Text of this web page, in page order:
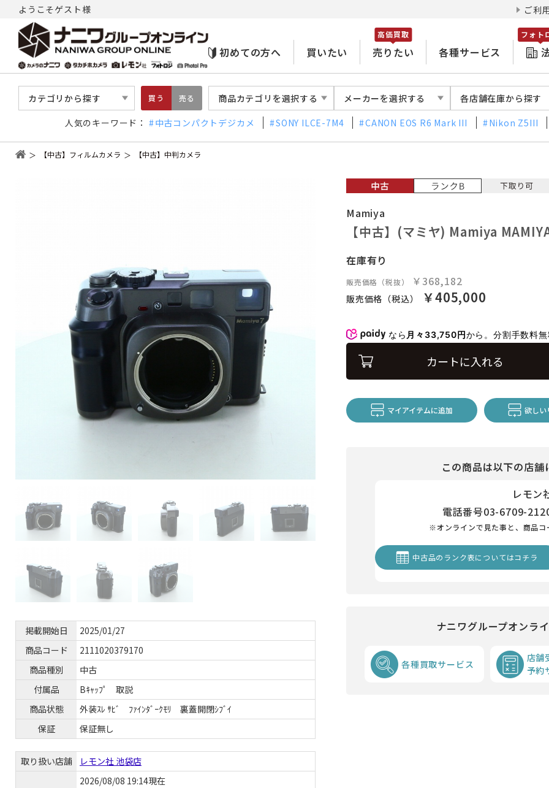
ようこそゲスト様 ご利
初めての方へ 買いたい 売りたい
高価買取
各種サービス
フォト
カテゴリから探す 買う 売る 商品カテゴリを選択する メーカーを選択する 各店舗在庫から探す
人気のキーワード： 中古コンパクトデジカメ SONY ILCE-7M4 CANON EOS R6 Mark III Nikon Z5III
【中古】フィルムカメラ 【中古】中判カメラ
掲載開始日
2025/01/27
商品コード
2111020379170
商品種別
中古
付属品
Bｷｬｯﾌﾟ 取説
商品状態
外装ｽﾚ ｻﾋﾞ ﾌｧｲﾝﾀﾞｰｸﾓﾘ 裏蓋開閉ｼﾌﾞｲ
保証
保証無し
取り扱い店舗
レモン社 池袋店
2026/08/08 19:14現在
Mamiya
【中古】(マミヤ) Mamiya
在庫有り
販売価格（税抜） ￥368,182
販売価格（税込） ￥405,000
なら 月々33,750円から。分割手数料
カートに入れる
マイアイテムに追加 欲しい
この商品は以下の店
レモン
電話番号03-6709-
※オンラインで見た事と、商品コ
中古品のランク表についてはコチラ
ナニワグループオンラ
各種買取サービス
店舗
予約